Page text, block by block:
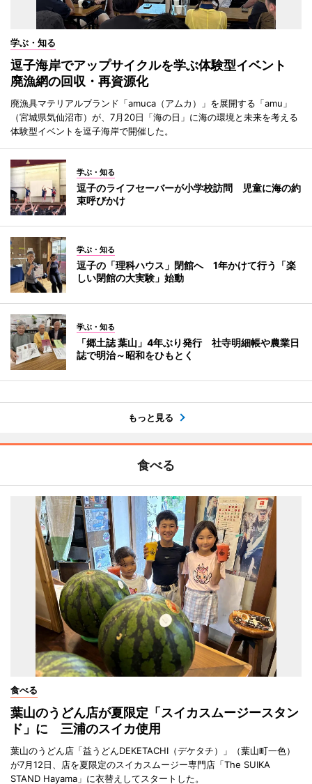
学ぶ・知る
逗子海岸でアップサイクルを学ぶ体験型イベント
廃漁網の回収・再資源化
廃漁具マテリアルブランド「amuca（アムカ）」を展開する「amu」
（宮城県気仙沼市）が、7月20日「海の日」に海の環境と未来を考える
体験型イベントを逗子海岸で開催した。
学ぶ・知る
逗子のライフセーバーが小学校訪問 児童に海の約
束呼びかけ
学ぶ・知る
逗子の「理科ハウス」閉館へ 1年かけて行う「楽
しい閉館の大実験」始動
学ぶ・知る
「郷土誌 葉山」4年ぶり発行 社寺明細帳や農業日
誌で明治～昭和をひもとく
もっと見る
食べる
食べる
葉山のうどん店が夏限定「スイカスムージースタン
ド」に 三浦のスイカ使用
葉山のうどん店「益うどんDEKETACHI（デケタチ）」（葉山町一色）
が7月12日、店を夏限定のスイカスムージー専門店「The SUIKA
STAND Hayama」に衣替えしてスタートした。